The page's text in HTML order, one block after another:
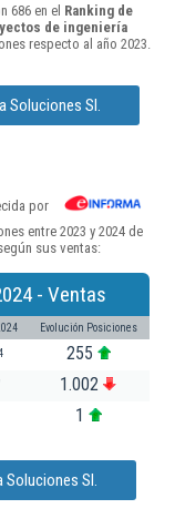
686 en el Ranking de
de ingeniería
respecto al año 2023.
Soluciones Sl.
por
entre 2023 y 2024 de
sus ventas:
- Ventas
Evolución Posiciones
255
1.002
1
Soluciones Sl.